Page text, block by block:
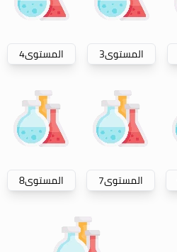
المستوى3 المستوى4
المستوى7 المستوى8